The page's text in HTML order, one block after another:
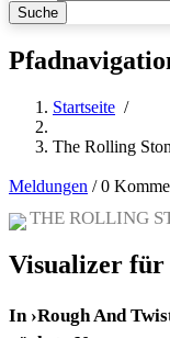
Startseite /
The Rolling
Meldungen /0
THE ROLLING
Visualizer für
In ›Rough And